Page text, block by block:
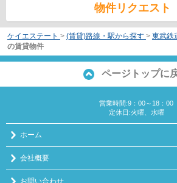
物件リクエスト
ケイエステート > (賃貸)路線・駅から探す > 東武鉄
の賃貸物件
ページトップに
営業時間:9：00～18：00
定休日:火曜、水曜
ホーム
会社概要
お問い合わせ